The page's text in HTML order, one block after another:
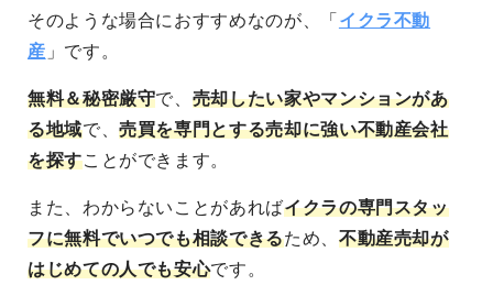
そのような場合におすすめなのが、「 イクラ不動
産 」です。
無料＆秘密厳守で、 売却したい家やマンションがあ
る地域で、売買を専門とする売却に強い不動産会社
を探すことができます。
また、わからないことがあればイクラの専門スタッ
フに無料でいつでも相談できるため、 不動産売却が
はじめての人でも安心です。